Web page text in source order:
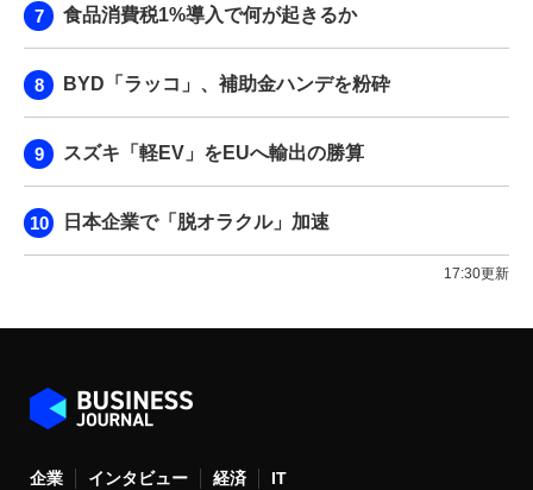
食品消費税1%導入で何が起きるか
BYD「ラッコ」、補助金ハンデを粉砕
スズキ「軽EV」をEUへ輸出の勝算
日本企業で「脱オラクル」加速
17:30更新
企業 インタビュー 経済 IT